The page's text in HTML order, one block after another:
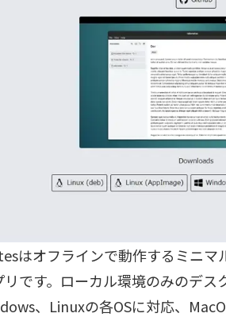
はオフラインで動作するミニマ
です。ローカル環境のみのデス
、Linuxの各OSに対応、